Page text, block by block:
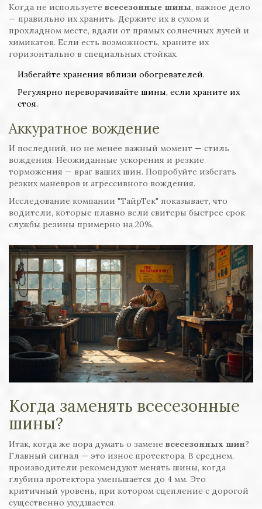
Когда не используете всесезонные шины, важное дело
— правильно их хранить. Держите их в сухом и
прохладном месте, вдали от прямых солнечных лучей и
химикатов. Если есть возможность, храните их
горизонтально в специальных стойках.
Избегайте хранения вблизи обогревателей.
Регулярно переворачивайте шины, если храните их
стоя.
Аккуратное вождение
И последний, но не менее важный момент — стиль
вождения. Неожиданные ускорения и резкие
торможения — враг ваших шин. Попробуйте избегать
резких маневров и агрессивного вождения.
Исследование компании "ТайрТек" показывает, что
водители, которые плавно вели свитеры быстрее срок
службы резины примерно на 20%.
Когда заменять всесезонные
шины?
Итак, когда же пора думать о замене всесезонных шин?
Главный сигнал — это износ протектора. В среднем,
производители рекомендуют менять шины, когда
глубина протектора уменьшается до 4 мм. Это
критичный уровень, при котором сцепление с дорогой
существенно ухудшается.